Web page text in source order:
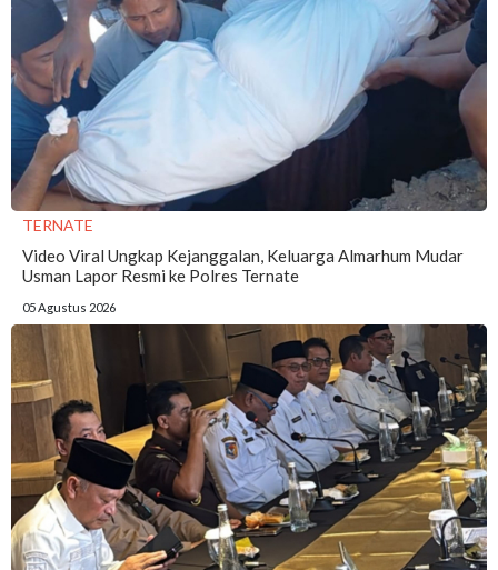
TERNATE
Video Viral Ungkap Kejanggalan, Keluarga Almarhum Mudar
Usman Lapor Resmi ke Polres Ternate
05 Agustus 2026